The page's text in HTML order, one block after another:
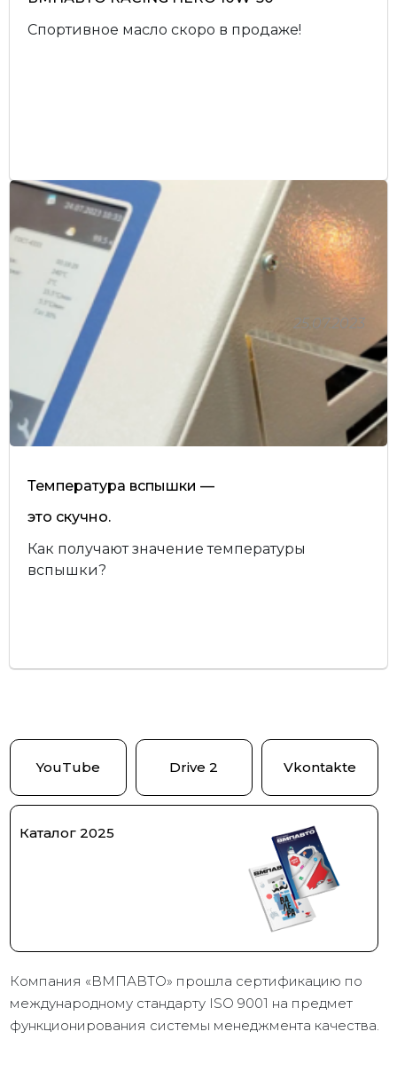
Спортивное масло скоро в продаже!
Температура вспышки —
это скучно.
Как получают значение температуры
вспышки?
25.07.2023
YouTube Drive 2 Vkontakte
Каталог 2025
Компания «ВМПАВТО» прошла сертификацию по
международному стандарту ISO 9001 на предмет
функционирования системы менеджмента качества.